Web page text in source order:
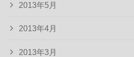
2013年5月
2013年4月
2013年3月